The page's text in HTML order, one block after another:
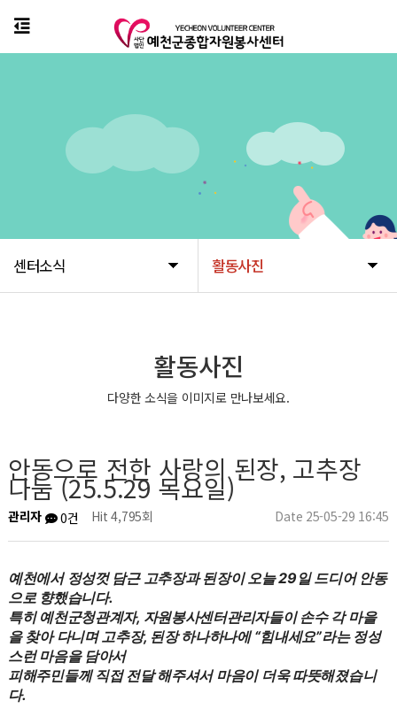
센터소식 활동사진
활동사진
다양한 소식을 이미지로 만나보세요.
안동으로 전한 사랑의 된장, 고추장
나눔 (25.5.29 목요일)
관리자 0건 Hit 4,795회 Date 25-05-29 16:45
예천에서 정성껏 담근 고추장과 된장이 오늘 29일 드디어 안동
으로 향했습니다.
특히 예천군청관계자, 자원봉사센터관리자들이 손수 각 마을
을 찾아 다니며 고추장, 된장 하나하나에 “힘내세요”라는 정성
스런 마음을 담아서
피해주민들께 직접 전달 해주셔서 마음이 더욱 따뜻해졌습니
다.